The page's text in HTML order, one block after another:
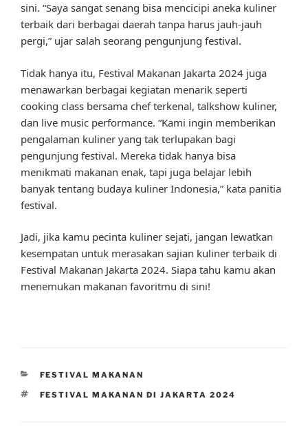
sini. “Saya sangat senang bisa mencicipi aneka kuliner
terbaik dari berbagai daerah tanpa harus jauh-jauh
pergi,” ujar salah seorang pengunjung festival.
Tidak hanya itu, Festival Makanan Jakarta 2024 juga
menawarkan berbagai kegiatan menarik seperti
cooking class bersama chef terkenal, talkshow kuliner,
dan live music performance. “Kami ingin memberikan
pengalaman kuliner yang tak terlupakan bagi
pengunjung festival. Mereka tidak hanya bisa
menikmati makanan enak, tapi juga belajar lebih
banyak tentang budaya kuliner Indonesia,” kata panitia
festival.
Jadi, jika kamu pecinta kuliner sejati, jangan lewatkan
kesempatan untuk merasakan sajian kuliner terbaik di
Festival Makanan Jakarta 2024. Siapa tahu kamu akan
menemukan makanan favoritmu di sini!
CATEGORIES
FESTIVAL MAKANAN
TAGS
FESTIVAL MAKANAN DI JAKARTA 2024